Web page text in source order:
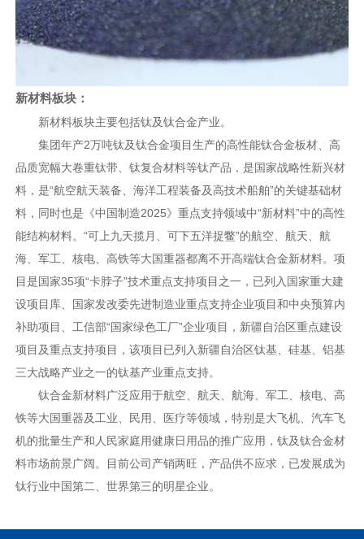
新材料板块：
新材料板块主要包括钛及钛合金产业。
集团年产2万吨钛及钛合金项目生产的高性能钛合金板材、高
品质宽幅大卷重钛带、钛复合材料等钛产品，是国家战略性新兴材
料，是“航空航天装备、海洋工程装备及高技术船舶”的关键基础材
料，同时也是《中国制造2025》重点支持领域中“新材料”中的高性
能结构材料。“可上九天揽月、可下五洋捉鳖”的航空、航天、航
海、军工、核电、高铁等大国重器都离不开高端钛合金新材料。项
目是国家35项“卡脖子”技术重点支持项目之一，已列入国家重大建
设项目库、国家发改委先进制造业重点支持企业项目和中央预算内
补助项目、工信部“国家绿色工厂”企业项目，新疆自治区重点建设
项目及重点支持项目，该项目已列入新疆自治区钛基、硅基、铝基
三大战略产业之一的钛基产业重点支持。
钛合金新材料广泛应用于航空、航天、航海、军工、核电、高
铁等大国重器及工业、民用、医疗等领域，特别是大飞机、汽车飞
机的批量生产和人民家庭用健康日用品的推广应用，钛及钛合金材
料市场前景广阔。目前公司产销两旺，产品供不应求，已发展成为
钛行业中国第二、世界第三的明星企业。